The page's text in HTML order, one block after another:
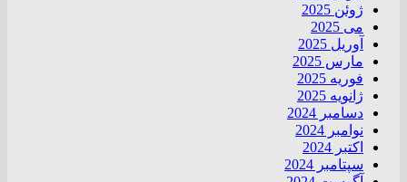
ژوئن 2025
می 2025
آوریل 2025
مارس 2025
فوریه 2025
ژانویه 2025
دسامبر 2024
نوامبر 2024
اکتبر 2024
سپتامبر 2024